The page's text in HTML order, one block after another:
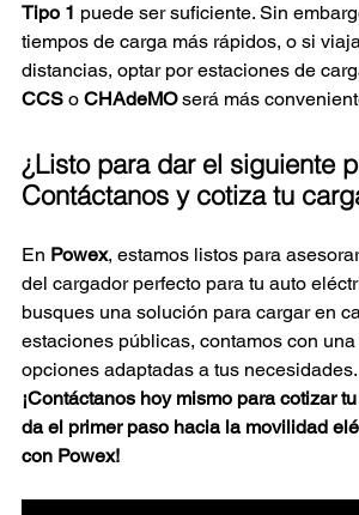
Tipo 1 puede ser suficiente. Sin
tiempos de carga más rápidos, o si
distancias, optar por estaciones de
CCS o CHAdeMO será más
¿Listo para dar el siguiente
Contáctanos y cotiza tu
En Powex, estamos listos para
del cargador perfecto para tu auto
busques una solución para cargar en
estaciones públicas, contamos con
opciones adaptadas a tus necesidades.
¡Contáctanos hoy mismo para cotizar
da el primer paso hacia la movilidad
con Powex!